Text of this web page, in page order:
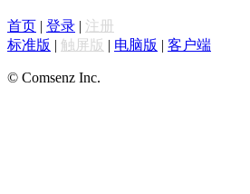
首页 | 登录 | 注册
标准版 | 触屏版 | 电脑版 | 客户端
© Comsenz Inc.